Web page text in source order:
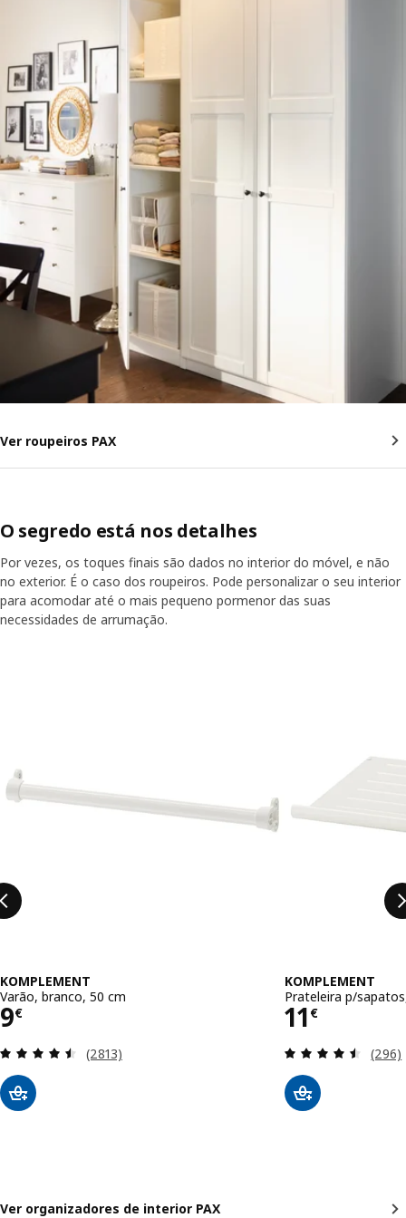
Ver roupeiros PAX
O segredo está nos detalhes
Por vezes, os toques finais são dados no interior do móvel, e não
no exterior. É o caso dos roupeiros. Pode personalizar o seu interior
para acomodar até o mais pequeno pormenor das suas
necessidades de arrumação.
KOMPLEMENT
Varão, branco, 50 cm
9€
Preço 9€
Avaliação: 4.5 fora de 5 estrelas. Total de
(2813)
KOMPLEMENT
Prateleira p/
11 €
Preço 11€
(296)
Ver organizadores de interior PAX